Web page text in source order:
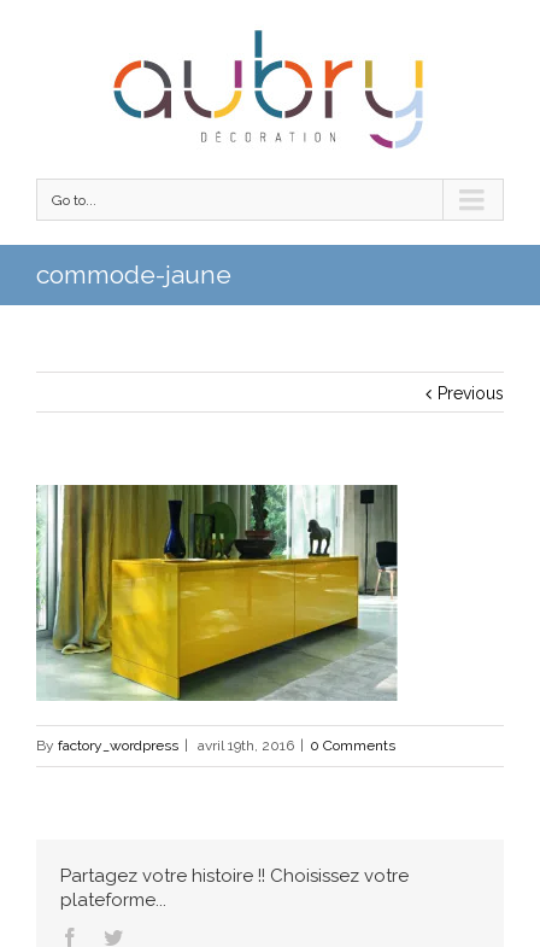
Go to...
commode-jaune
Previous
By factory_wordpress avril 19th, 2016 0 Comments
Partagez votre histoire !! Choisissez votre
plateforme...
Facebook